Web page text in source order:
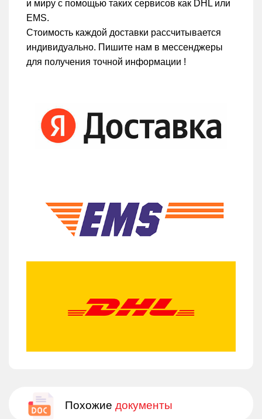
и миру с помощью таких сервисов как DHL или
EMS.
Стоимость каждой доставки рассчитывается
индивидуально. Пишите нам в мессенджеры
для получения точной информации !
Похожие документы